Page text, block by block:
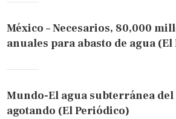
México – Necesarios, 80,000
anuales para abasto de agua
Mundo-El agua subterránea del
agotando (El Periódico)